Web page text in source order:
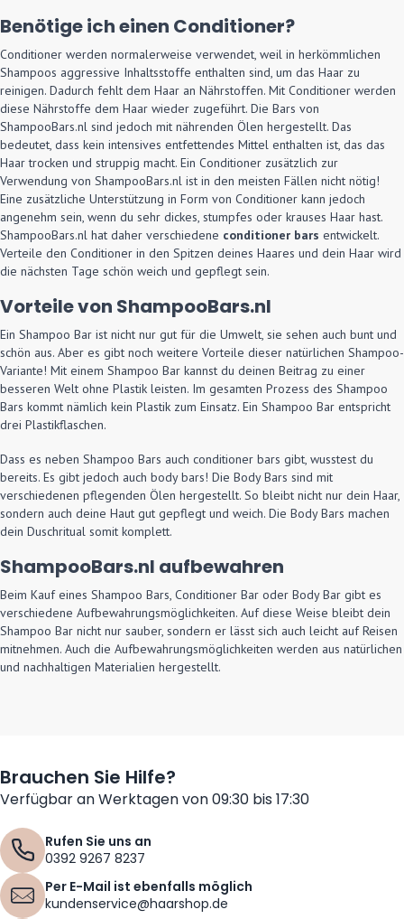
Benötige ich einen Conditioner?
Conditioner werden normalerweise verwendet, weil in herkömmlichen
Shampoos aggressive Inhaltsstoffe enthalten sind, um das Haar zu
reinigen. Dadurch fehlt dem Haar an Nährstoffen. Mit Conditioner werden
diese Nährstoffe dem Haar wieder zugeführt. Die Bars von
ShampooBars.nl sind jedoch mit nährenden Ölen hergestellt. Das
bedeutet, dass kein intensives entfettendes Mittel enthalten ist, das das
Haar trocken und struppig macht. Ein Conditioner zusätzlich zur
Verwendung von ShampooBars.nl ist in den meisten Fällen nicht nötig!
Eine zusätzliche Unterstützung in Form von Conditioner kann jedoch
angenehm sein, wenn du sehr dickes, stumpfes oder krauses Haar hast.
ShampooBars.nl hat daher verschiedene conditioner bars entwickelt.
Verteile den Conditioner in den Spitzen deines Haares und dein Haar wird
die nächsten Tage schön weich und gepflegt sein.
Vorteile von ShampooBars.nl
Ein Shampoo Bar ist nicht nur gut für die Umwelt, sie sehen auch bunt und
schön aus. Aber es gibt noch weitere Vorteile dieser natürlichen Shampoo-
Variante! Mit einem Shampoo Bar kannst du deinen Beitrag zu einer
besseren Welt ohne Plastik leisten. Im gesamten Prozess des Shampoo
Bars kommt nämlich kein Plastik zum Einsatz. Ein Shampoo Bar entspricht
drei Plastikflaschen.
Dass es neben Shampoo Bars auch conditioner bars gibt, wusstest du
bereits. Es gibt jedoch auch body bars! Die Body Bars sind mit
verschiedenen pflegenden Ölen hergestellt. So bleibt nicht nur dein Haar,
sondern auch deine Haut gut gepflegt und weich. Die Body Bars machen
dein Duschritual somit komplett.
ShampooBars.nl aufbewahren
Beim Kauf eines Shampoo Bars, Conditioner Bar oder Body Bar gibt es
verschiedene Aufbewahrungsmöglichkeiten. Auf diese Weise bleibt dein
Shampoo Bar nicht nur sauber, sondern er lässt sich auch leicht auf Reisen
mitnehmen. Auch die Aufbewahrungsmöglichkeiten werden aus natürlichen
und nachhaltigen Materialien hergestellt.
Brauchen Sie Hilfe?
Verfügbar an Werktagen von 09:30 bis 17:30
Rufen Sie uns an
0392 9267 8237
Per E-Mail ist ebenfalls möglich
kundenservice@haarshop.de